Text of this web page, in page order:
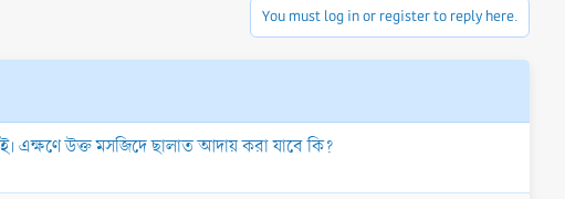
You must log in or register to reply here.
এক্ষণে উক্ত মসজিদে ছালাত আদায় করা যাবে কি?